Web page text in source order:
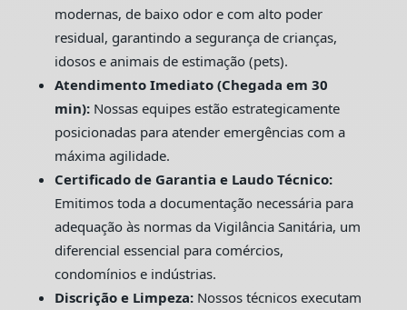
modernas, de baixo odor e com alto poder
residual, garantindo a segurança de crianças,
idosos e animais de estimação (pets).
Atendimento Imediato (Chegada em 30
min):Nossas equipes estão estrategicamente
posicionadas para atender emergências com a
máxima agilidade.
Certificado de Garantia e Laudo Técnico:
Emitimos toda a documentação necessária para
adequação às normas da Vigilância Sanitária, um
diferencial essencial para comércios,
condomínios e indústrias.
Discrição e Limpeza:Nossos técnicos executam